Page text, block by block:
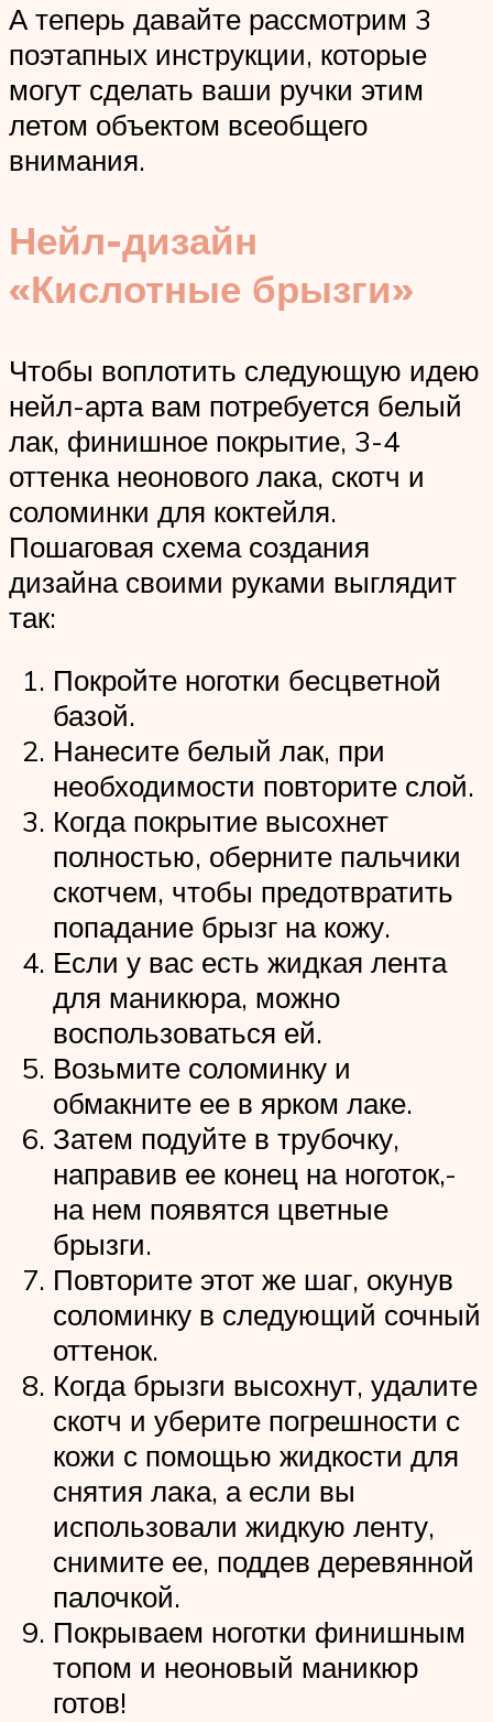
А теперь давайте рассмотрим 3
поэтапных инструкции, которые
могут сделать ваши ручки этим
летом объектом всеобщего
внимания.
Нейл-дизайн
«Кислотные брызги»
Чтобы воплотить следующую идею
нейл-арта вам потребуется белый
лак, финишное покрытие, 3-4
оттенка неонового лака, скотч и
соломинки для коктейля.
Пошаговая схема создания
дизайна своими руками выглядит
так:
Покройте ноготки бесцветной
базой.
Нанесите белый лак, при
необходимости повторите слой.
Когда покрытие высохнет
полностью, оберните пальчики
скотчем, чтобы предотвратить
попадание брызг на кожу.
Если у вас есть жидкая лента
для маникюра, можно
воспользоваться ей.
Возьмите соломинку и
обмакните ее в ярком лаке.
Затем подуйте в трубочку,
направив ее конец на ноготок,-
на нем появятся цветные
брызги.
Повторите этот же шаг, окунув
соломинку в следующий сочный
оттенок.
Когда брызги высохнут, удалите
скотч и уберите погрешности с
кожи с помощью жидкости для
снятия лака, а если вы
использовали жидкую ленту,
снимите ее, поддев деревянной
палочкой.
Покрываем ноготки финишным
топом и неоновый маникюр
готов!